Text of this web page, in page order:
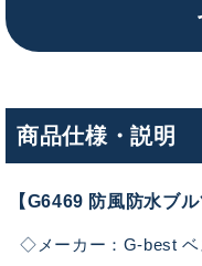
商品仕様・説明
【G6469 防風防水ブル
◇メーカー：G-best ベ